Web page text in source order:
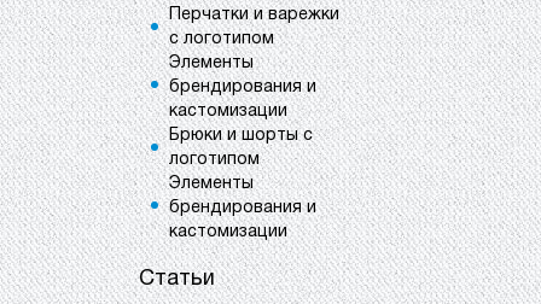
Перчатки и варежки
с логотипом
Элементы
брендирования и
кастомизации
Брюки и шорты с
логотипом
Элементы
брендирования и
кастомизации
Статьи